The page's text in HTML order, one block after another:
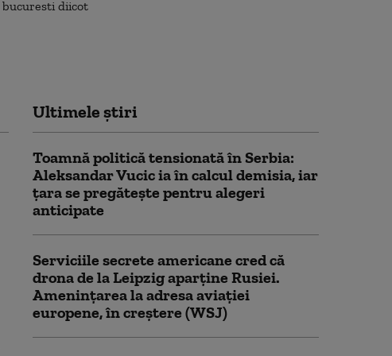
Ultimele știri
Toamnă politică tensionată în Serbia:
Aleksandar Vucic ia în calcul demisia, iar
țara se pregătește pentru alegeri
anticipate
Serviciile secrete americane cred că
drona de la Leipzig aparține Rusiei.
Amenințarea la adresa aviației
europene, în creștere (WSJ)